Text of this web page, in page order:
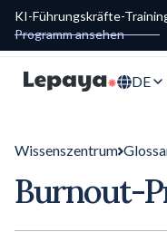
KI-Führungskräfte-
Programm ansehen
DE
Wissenszentrum
Burnout-